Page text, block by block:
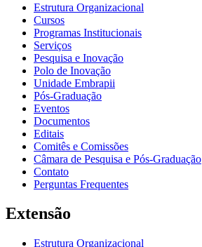
Estrutura Organizacional
Cursos
Programas Institucionais
Serviços
Pesquisa e Inovação
Polo de Inovação
Unidade Embrapii
Pós-Graduação
Eventos
Documentos
Editais
Comitês e Comissões
Câmara de Pesquisa e Pós-Graduação
Contato
Perguntas Frequentes
Extensão
Estrutura Organizacional